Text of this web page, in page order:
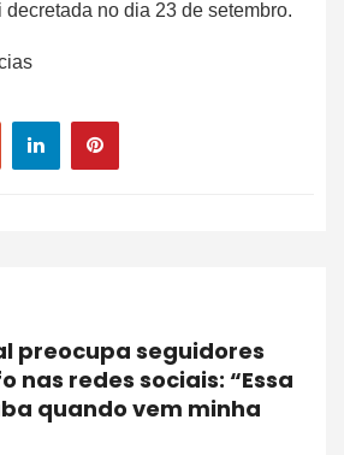
decretada no dia 23 de setembro.
preocupa seguidores
nas redes sociais: “Essa
quando vem minha